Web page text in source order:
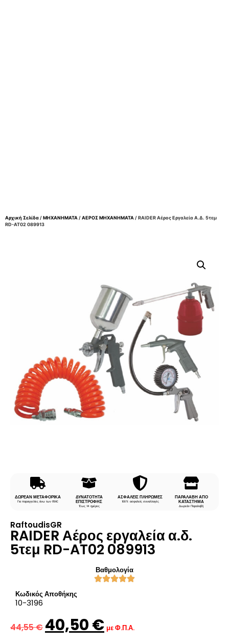
Αρχική Σελίδα/ΜΗΧΑΝΗΜΑΤΑ /ΑΕΡΟΣ ΜΗΧΑΝΗΜΑΤΑ / RAIDER Αέρος Εργαλεία Α.δ. 5τεμ
RD-AT02 089913
ΔΩΡΕΑΝ ΜΕΤΑΦΟΡΙΚΑ
Για παραγγελίες άνω των 80€
ΔΥΝΑΤΟΤΗΤΑ
ΕΠΙΣΤΡΟΦΗΣ
Έως 14 ημέρες
ΑΣΦΑΛΕΙΣ ΠΛΗΡΩΜΕΣ
100% ασφαλείς συναλλαγές
ΠΑΡΑΛΑΒΗ ΑΠΟ
ΚΑΤΑΣΤΗΜΑ
Δωρεάν Παραλαβή
RaftoudisGR
RAIDER Αέρος εργαλεία α.δ.
5τεμ RD-AT02 089913
Βαθμολογία
Κωδικός Αποθήκης
10-3196
44,55€ 40,50€ με Φ.Π.Α.